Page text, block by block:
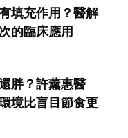
填充作用？醫解
的臨床應用
胖？許薰惠醫
境比盲目節食更